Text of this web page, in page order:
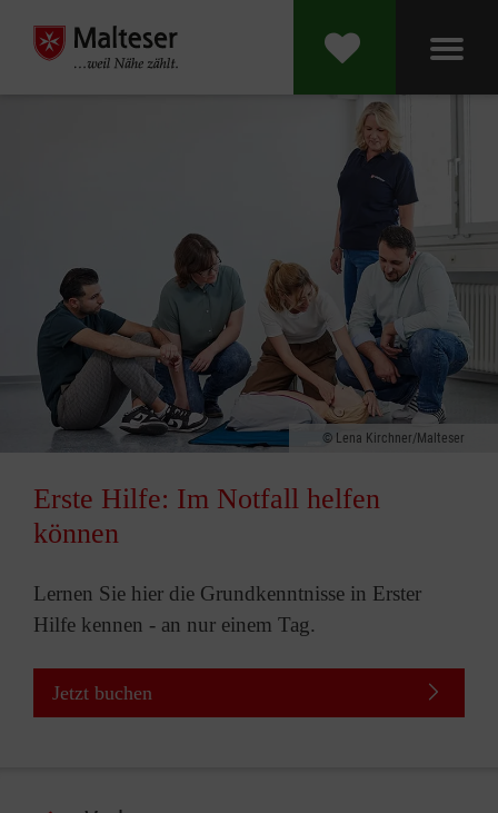
Lena Kirchner/Malteser
Erste Hilfe: Im Notfall helfen
können
Lernen Sie hier die Grundkenntnisse in Erster
Hilfe kennen - an nur einem Tag.
Jetzt buchen